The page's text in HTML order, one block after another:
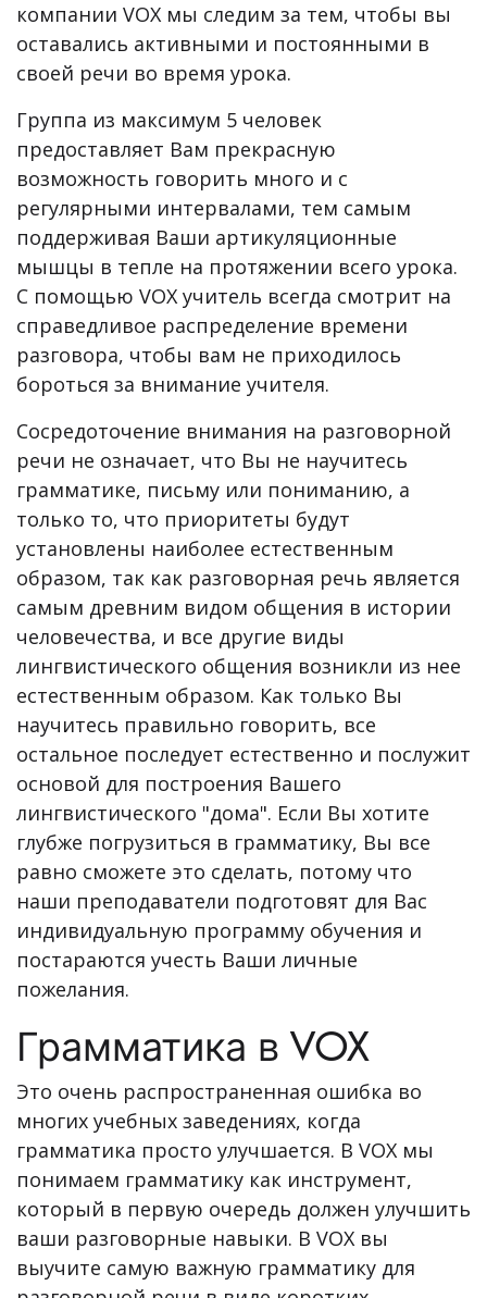
компании VOX мы следим за тем, чтобы вы
оставались активными и постоянными в
своей речи во время урока.
Группа из максимум 5 человек
предоставляет Вам прекрасную
возможность говорить много и с
регулярными интервалами, тем самым
поддерживая Ваши артикуляционные
мышцы в тепле на протяжении всего урока.
С помощью VOX учитель всегда смотрит на
справедливое распределение времени
разговора, чтобы вам не приходилось
бороться за внимание учителя.
Сосредоточение внимания на разговорной
речи не означает, что Вы не научитесь
грамматике, письму или пониманию, а
только то, что приоритеты будут
установлены наиболее естественным
образом, так как разговорная речь является
самым древним видом общения в истории
человечества, и все другие виды
лингвистического общения возникли из нее
естественным образом. Как только Вы
научитесь правильно говорить, все
остальное последует естественно и послужит
основой для построения Вашего
лингвистического "дома". Если Вы хотите
глубже погрузиться в грамматику, Вы все
равно сможете это сделать, потому что
наши преподаватели подготовят для Вас
индивидуальную программу обучения и
постараются учесть Ваши личные
пожелания.
Грамматика в VOX
Это очень распространенная ошибка во
многих учебных заведениях, когда
грамматика просто улучшается. В VOX мы
понимаем грамматику как инструмент,
который в первую очередь должен улучшить
ваши разговорные навыки. В VOX вы
выучите самую важную грамматику для